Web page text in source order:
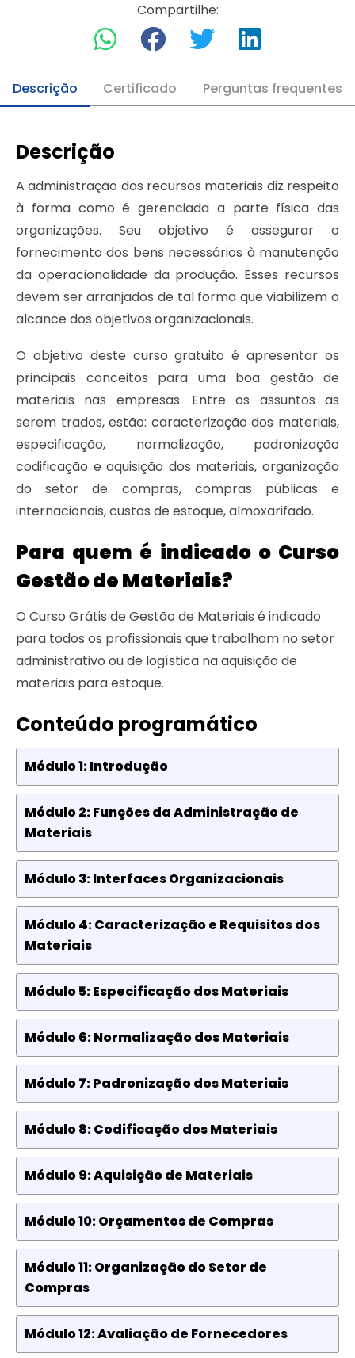
Compartilhe:
Descrição Certificado Perguntas frequentes
Descrição
A administração dos recursos materiais diz respeito
à forma como é gerenciada a parte física das
organizações. Seu objetivo é assegurar o
fornecimento dos bens necessários à manutenção
da operacionalidade da produção. Esses recursos
devem ser arranjados de tal forma que viabilizem o
alcance dos objetivos organizacionais.
O objetivo deste curso gratuito é apresentar os
principais conceitos para uma boa gestão de
materiais nas empresas. Entre os assuntos as
serem trados, estão: caracterização dos materiais,
especificação, normalização, padronização
codificação e aquisição dos materiais, organização
do setor de compras, compras públicas e
internacionais, custos de estoque, almoxarifado.
Para quem é indicado o Curso
Gestão de Materiais?
O Curso Grátis de Gestão de Materiais é indicado
para todos os profissionais que trabalham no setor
administrativo ou de logística na aquisição de
materiais para estoque.
Conteúdo programático
Módulo 1: Introdução
Módulo 2: Funções da Administração de
Materiais
Módulo 3: Interfaces Organizacionais
Módulo 4: Caracterização e Requisitos dos
Materiais
Módulo 5: Especificação dos Materiais
Módulo 6: Normalização dos Materiais
Módulo 7: Padronização dos Materiais
Módulo 8: Codificação dos Materiais
Módulo 9: Aquisição de Materiais
Módulo 10: Orçamentos de Compras
Módulo 11: Organização do Setor de
Compras
Módulo 12: Avaliação de Fornecedores